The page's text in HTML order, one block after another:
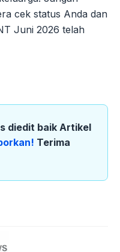
cek status Anda dan
Juni 2026 telah
diedit baik Artikel
Terima